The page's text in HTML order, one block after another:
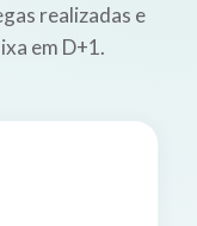
realizadas e
em D+1.